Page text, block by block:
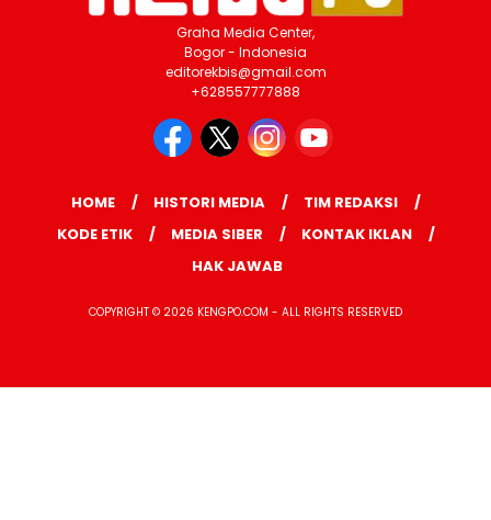
Graha Media Center,
Bogor - Indonesia
editorekbis@gmail.com
+628557777888
HOME HISTORI MEDIA
TIM REDAKSI
KODE ETIK
MEDIA SIBER
KONTAK IKLAN
HAK JAWAB
COPYRIGHT © 2026 KENGPO.COM - ALL RIGHTS RESERVED